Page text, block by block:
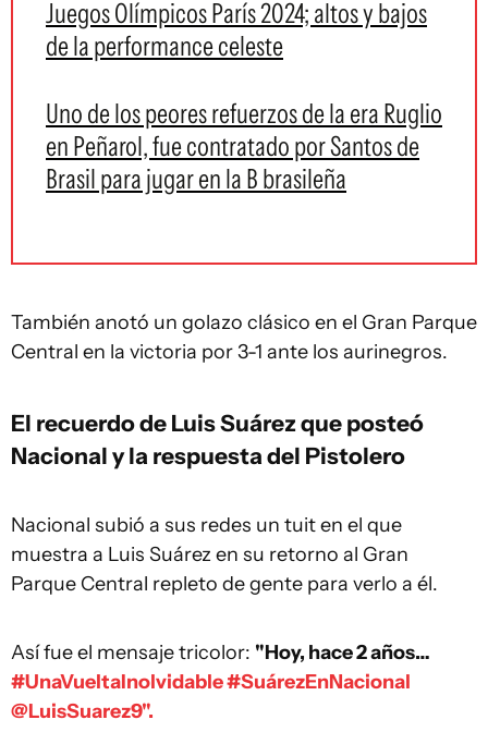
Juegos Olímpicos París 2024; altos y bajos
de la performance celeste
Uno de los peores refuerzos de la era Ruglio
en Peñarol, fue contratado por Santos de
Brasil para jugar en la B brasileña
También anotó un golazo clásico en el Gran Parque
Central en la victoria por 3-1 ante los aurinegros.
El recuerdo de Luis Suárez que posteó
Nacional y la respuesta del Pistolero
Nacional subió a sus redes un tuit en el que
muestra a Luis Suárez en su retorno al Gran
Parque Central repleto de gente para verlo a él.
Así fue el mensaje tricolor: "Hoy, hace 2 años…
#UnaVueltaInolvidable#SuárezEnNacional
@LuisSuarez9".